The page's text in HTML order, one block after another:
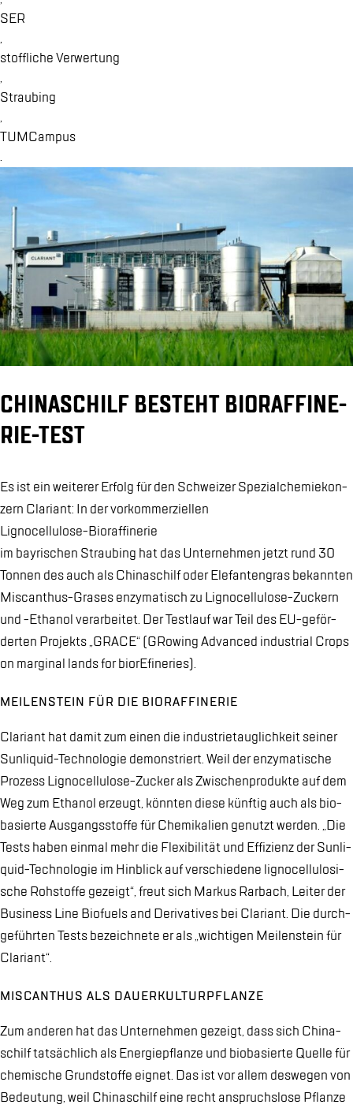
SER
,
stoff­li­che Ver­wer­tung
,
Strau­bing
,
TUM­Cam­pus
.
CHI­NA­SCHILF BE­STEHT BIO­RAF­FI­NE­
RIE-TEST
Es ist ein wei­te­rer Er­folg für den Schwei­zer Spe­zi­al­che­mie­kon­
zern Cla­ri­ant: In der vor­kom­mer­zi­el­len
Li­gno­cel­lu­lo­se-Bio­raf­fi­ne­rie
im bay­ri­schen Strau­bing hat das Un­ter­neh­men jetzt rund 30
Ton­nen des auch als Chi­na­schilf oder Ele­fan­ten­gras be­kann­ten
Miscan­thus-Gra­ses en­zy­ma­tisch zu Li­gno­cel­lu­lo­se-Zu­ckern
und -Etha­nol ver­ar­bei­tet. Der Test­lauf war Teil des EU-ge­för­
der­ten Pro­jekts „GRACE“ (GRo­wing Ad­van­ced in­dus­tri­al Crops
on mar­gi­nal lands for bio­rE­fi­ne­ries).
MEI­LEN­STEIN FÜR DIE BIO­RAF­FI­NE­RIE
Cla­ri­ant hat da­mit zum ei­nen die in­dus­trie­taug­lich­keit sei­ner
Sun­li­quid-Tech­no­lo­gie de­mons­triert. Weil der en­zy­ma­ti­sche
Pro­zess Li­gno­cel­lu­lo­se-Zu­cker als Zwi­schen­pro­duk­te auf dem
Weg zum Etha­nol er­zeugt, könn­ten die­se künf­tig auch als bio­
ba­sier­te Aus­gangs­stof­fe für Che­mi­ka­li­en ge­nutzt wer­den. „Die
Tests ha­ben ein­mal mehr die Fle­xi­bi­li­tät und Ef­fi­zi­enz der Sun­li­
quid-Tech­no­lo­gie im Hin­blick auf ver­schie­de­ne li­gno­cel­lu­lo­si­
sche Roh­stof­fe ge­zeigt“, freut sich Mar­kus Rar­bach, Lei­ter der
Busi­ness Line Bio­fu­els and De­ri­va­ti­ves bei Cla­ri­ant. Die durch­
ge­führ­ten Tests be­zeich­ne­te er als „wich­ti­gen Mei­len­stein für
Cla­ri­ant“.
MISCAN­THUS ALS DAU­ER­KUL­TUR­PFLAN­ZE
Zum an­de­ren hat das Un­ter­neh­men ge­zeigt, dass sich Chi­na­
schilf tat­säch­lich als En­er­gie­pflan­ze und bio­ba­sier­te Quel­le für
che­mi­sche Grund­stof­fe eig­net. Das ist vor al­lem des­we­gen von
Be­deu­tung, weil Chi­na­schilf eine recht an­spruchs­lo­se Pflan­ze